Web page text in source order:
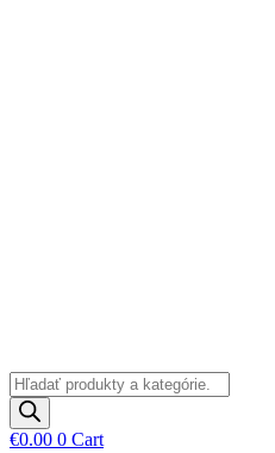
Products
search
€0.00 0 Cart